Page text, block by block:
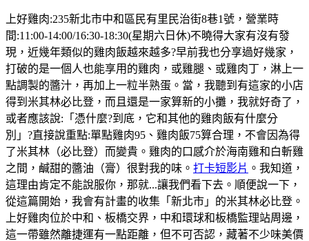
上好雞肉:235新北市中和區民有里民治街8巷1號，營業時
間:11:00-14:00/16:30-18:30(星期六日休)不曉得大家有沒有發
現，近幾年類似的雞肉飯越來越多?早前我也分享過好幾家，
打破的是一個人也能享用的雞肉，或雞腿、或雞肉丁，淋上一
點調製的醬汁，再加上一粒半熟蛋。當，我聽到有這家的小店
得到米其林必比登，而且還是一家算新的小攤，我就好奇了，
或者應該說:「憑什麼?到底，它和其他的雞肉飯有什麼分
別」?直接說重點:單點雞肉95、雞肉飯75算合理，不會因為得
了米其林（必比登）而變貴。雞肉的口感介於海南雞和白斬雞
之間，鹹甜的醬油（膏）很對我的味。 打卡短影片 。我知道，
這理由肯定不能說服你，那就...讓我們看下去。順便說一下，
從這篇開始，我會有計畫的收集「新北市」的米其林必比登。
上好雞肉位於中和、板橋交界，中和環球和板橋監理站周邊，
這一帶雖然離捷運有一點距離，但不可否認，藏著不少味美價